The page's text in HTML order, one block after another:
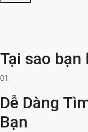
Tại sao
01.
Dễ Dàng
Bạn